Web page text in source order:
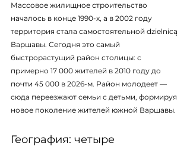
Массовое жилищное строительство
началось в конце 1990-х, а в 2002 году
территория стала самостоятельной dzielnicą
Варшавы. Сегодня это самый
быстрорастущий район столицы: с
примерно 17 000 жителей в 2010 году до
почти 45 000 в 2026-м. Район молодеет —
сюда переезжают семьи с детьми, формируя
новое поколение жителей южной Варшавы.
География: четыре